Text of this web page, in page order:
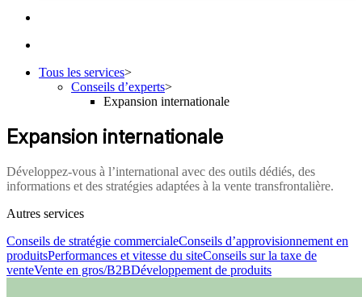
Tous les services>
Conseils d’experts>
Expansion internationale
Expansion internationale
Développez-vous à l’international avec des outils dédiés, des
informations et des stratégies adaptées à la vente transfrontalière.
Autres services
Conseils de stratégie commercialeConseils d’approvisionnement en
produitsPerformances et vitesse du siteConseils sur la taxe de
venteVente en gros/B2BDéveloppement de produits